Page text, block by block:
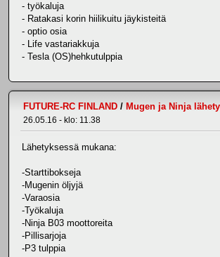
- työkaluja
- Ratakasi korin hiilikuitu jäykisteitä
- optio osia
- Life vastariakkuja
- Tesla (OS)hehkutulppia
FUTURE-RC FINLAND / Mugen ja Ninja
26.05.16 - klo: 11.38
Lähetyksessä mukana:
-Starttibokseja
-Mugenin öljyjä
-Varaosia
-Työkaluja
-Ninja B03 moottoreita
-Pillisarjoja
-P3 tulppia